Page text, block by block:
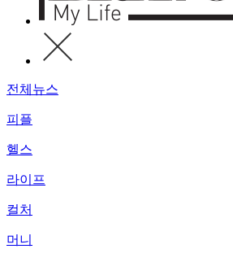
전체뉴스
피플
헬스
라이프
컬처
머니